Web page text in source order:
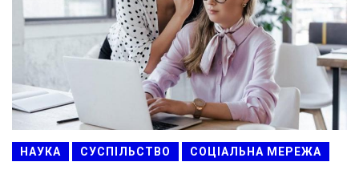
НАУКА СУСПІЛЬСТВО СОЦІАЛЬНА МЕРЕЖА